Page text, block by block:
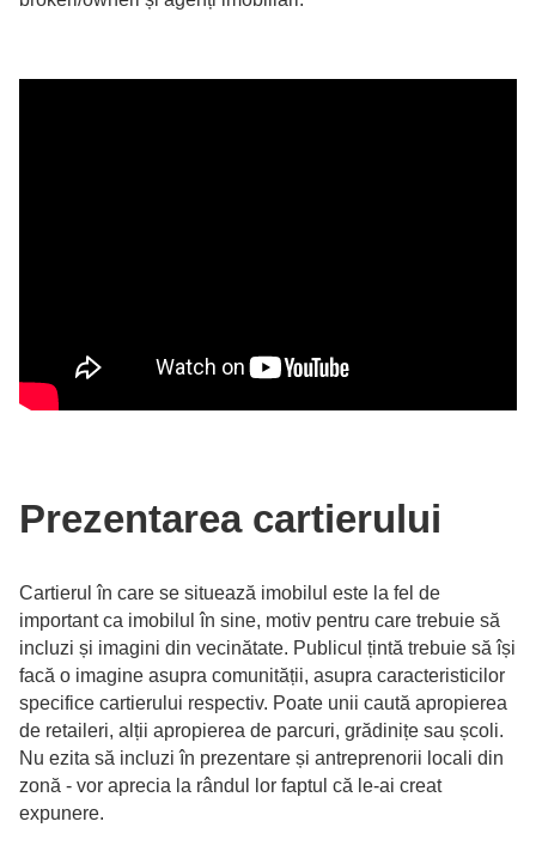
Prezentarea cartierului
Cartierul în care se situează imobilul este la fel de
important ca imobilul în sine, motiv pentru care trebuie să
incluzi și imagini din vecinătate. Publicul țintă trebuie să își
facă o imagine asupra comunității, asupra caracteristicilor
specifice cartierului respectiv. Poate unii caută apropierea
de retaileri, alții apropierea de parcuri, grădinițe sau școli.
Nu ezita să incluzi în prezentare și antreprenorii locali din
zonă - vor aprecia la rândul lor faptul că le-ai creat
expunere.